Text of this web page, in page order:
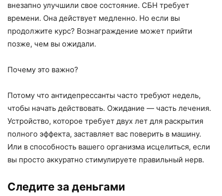
внезапно улучшили свое состояние. СБН требует
времени. Она действует медленно. Но если вы
продолжите курс? Вознаграждение может прийти
позже, чем вы ожидали.
Почему это важно?
Потому что антидепрессанты часто требуют недель,
чтобы начать действовать. Ожидание — часть лечения.
Устройство, которое требует двух лет для раскрытия
полного эффекта, заставляет вас поверить в машину.
Или в способность вашего организма исцелиться, если
вы просто аккуратно стимулируете правильный нерв.
Следите за деньгами